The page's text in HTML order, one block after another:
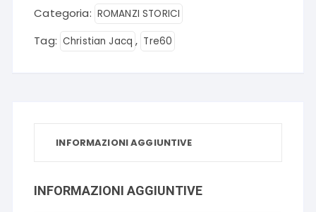
Categoria: ROMANZI STORICI
Tag: Christian Jacq , Tre60
INFORMAZIONI AGGIUNTIVE
INFORMAZIONI AGGIUNTIVE